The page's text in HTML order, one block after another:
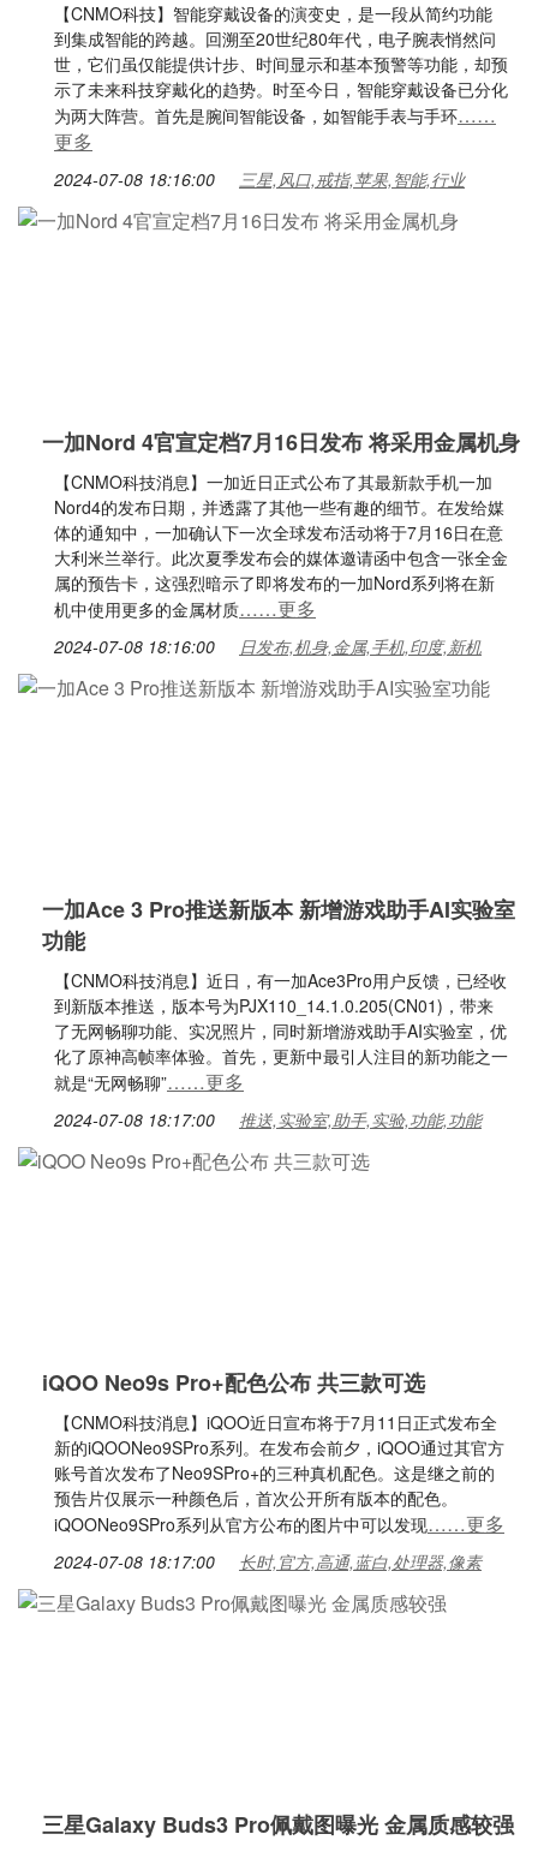
【CNMO科技】智能穿戴设备的演变史，是一段从简约功能
到集成智能的跨越。回溯至20世纪80年代，电子腕表悄然问
世，它们虽仅能提供计步、时间显示和基本预警等功能，却预
示了未来科技穿戴化的趋势。时至今日，智能穿戴设备已分化
为两大阵营。首先是腕间智能设备，如智能手表与手环……
更多
2024-07-08 18:16:00 三星,风口,戒指,苹果,智能,行业
一加Nord 4官宣定档7月16日发布 将采用金属机身
【CNMO科技消息】一加近日正式公布了其最新款手机一加
Nord4的发布日期，并透露了其他一些有趣的细节。在发给媒
体的通知中，一加确认下一次全球发布活动将于7月16日在意
大利米兰举行。此次夏季发布会的媒体邀请函中包含一张全金
属的预告卡，这强烈暗示了即将发布的一加Nord系列将在新
机中使用更多的金属材质……更多
2024-07-08 18:16:00 日发布,机身,金属,手机,印度,新机
一加Ace 3 Pro推送新版本 新增游戏助手AI实验室
功能
【CNMO科技消息】近日，有一加Ace3Pro用户反馈，已经收
到新版本推送，版本号为PJX110_14.1.0.205(CN01)，带来
了无网畅聊功能、实况照片，同时新增游戏助手AI实验室，优
化了原神高帧率体验。首先，更新中最引人注目的新功能之一
就是“无网畅聊”……更多
2024-07-08 18:17:00 推送,实验室,助手,实验,功能,功能
iQOO Neo9s Pro+配色公布 共三款可选
【CNMO科技消息】iQOO近日宣布将于7月11日正式发布全
新的iQOONeo9SPro系列。在发布会前夕，iQOO通过其官方
账号首次发布了Neo9SPro+的三种真机配色。这是继之前的
预告片仅展示一种颜色后，首次公开所有版本的配色。
iQOONeo9SPro系列从官方公布的图片中可以发现……更多
2024-07-08 18:17:00 长时,官方,高通,蓝白,处理器,像素
三星Galaxy Buds3 Pro佩戴图曝光 金属质感较强